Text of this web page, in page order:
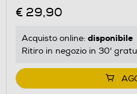
€ 29,90
Acquisto online: disponibile
Ritiro in negozio in 30'